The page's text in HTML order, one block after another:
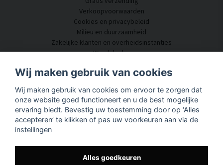
Verkoopvoorwaarden
Cookies en privacybeleid
Milieu en duurzaamheid
Zakelijke klanten en overheidsinstanties
Word dealer
Klantenservice
Neem contact met ons op
Akoestisch advies
Montage en installatie
Vragen en antwoorden
Volg uw pakket hier
Wij maken gebruik van cookies
Wij maken gebruik van cookies om ervoor te zorgen dat
onze website goed functioneert en u de best mogelijke
ervaring biedt. Bevestig uw toestemming door op ‘Alles
accepteren’ te klikken of pas uw voorkeuren aan via de
instellingen
Alles goedkeuren